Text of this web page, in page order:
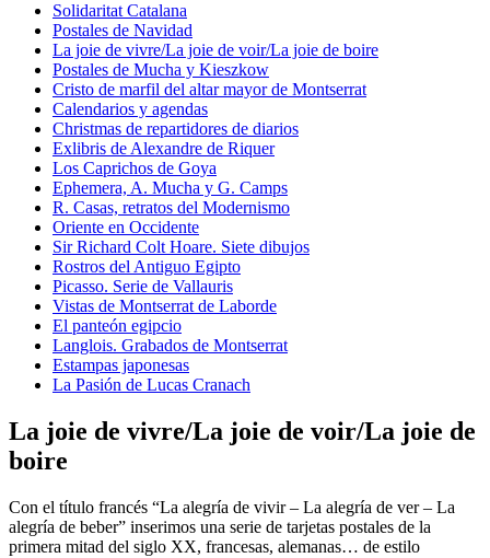
Solidaritat Catalana
Postales de Navidad
La joie de vivre/La joie de voir/La joie de boire
Postales de Mucha y Kieszkow
Cristo de marfil del altar mayor de Montserrat
Calendarios y agendas
Christmas de repartidores de diarios
Exlibris de Alexandre de Riquer
Los Caprichos de Goya
Ephemera, A. Mucha y G. Camps
R. Casas, retratos del Modernismo
Oriente en Occidente
Sir Richard Colt Hoare. Siete dibujos
Rostros del Antiguo Egipto
Picasso. Serie de Vallauris
Vistas de Montserrat de Laborde
El panteón egipcio
Langlois. Grabados de Montserrat
Estampas japonesas
La Pasión de Lucas Cranach
La joie de vivre/La joie de voir/La joie de
boire
Con el título francés “La alegría de vivir – La alegría de ver – La
alegría de beber” inserimos una serie de tarjetas postales de la
primera mitad del siglo XX, francesas, alemanas… de estilo